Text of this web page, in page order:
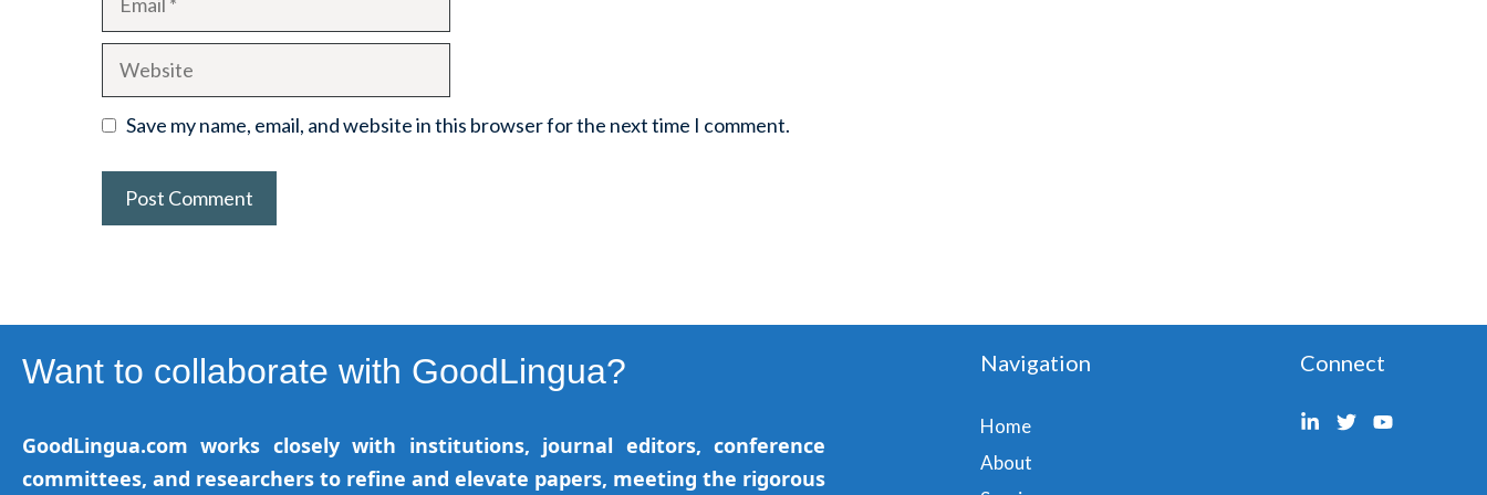
Website
Save my name, email, and website in this browser for the next time I comment.
Want to collaborate with GoodLingua?
GoodLingua.com works closely with institutions, journal editors, conference
committees, and researchers to refine and elevate papers, meeting the rigorous
Navigation
Home
About
Connect